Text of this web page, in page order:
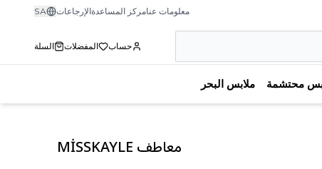
معلومات عنامركز المساعدةالإرجاعات SA
حساب المفضلات السلة
محتشمة ملابس البحر
معاطف MİSSKAYLE